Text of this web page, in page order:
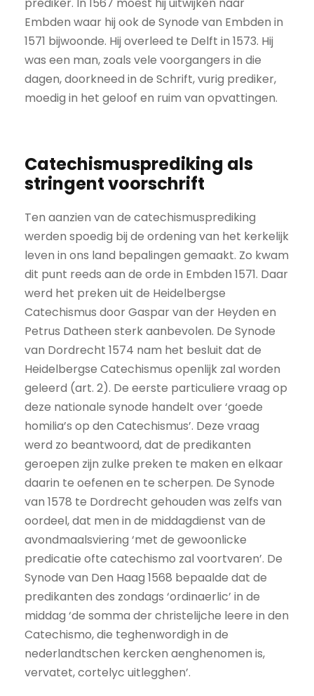
Embden waar hij ook de Synode van Embden in
1571 bijwoonde. Hij overleed te Delft in 1573. Hij
was een man, zoals vele voorgangers in die
dagen, doorkneed in de Schrift, vurig prediker,
moedig in het geloof en ruim van opvattingen.
Catechismusprediking als
stringent voorschrift
Ten aanzien van de catechismusprediking
werden spoedig bij de ordening van het kerkelijk
leven in ons land bepalingen gemaakt. Zo kwam
dit punt reeds aan de orde in Embden 1571. Daar
werd het preken uit de Heidelbergse
Catechismus door Gaspar van der Heyden en
Petrus Datheen sterk aanbevolen. De Synode
van Dordrecht 1574 nam het besluit dat de
Heidelbergse Catechismus openlijk zal worden
geleerd (art. 2). De eerste particuliere vraag op
deze nationale synode handelt over ‘goede
homilia’s op den Catechismus’. Deze vraag
werd zo beantwoord, dat de predikanten
geroepen zijn zulke preken te maken en elkaar
daarin te oefenen en te scherpen. De Synode
van 1578 te Dordrecht gehouden was zelfs van
oordeel, dat men in de middagdienst van de
avondmaalsviering ‘met de gewoonlicke
predicatie ofte catechismo zal voortvaren’. De
Synode van Den Haag 1568 bepaalde dat de
predikanten des zondags ‘ordinaerlic’ in de
middag ‘de somma der christelijche leere in den
Catechismo, die teghenwordigh in de
nederlandtschen kercken aenghenomen is,
vervatet, cortelyc uitlegghen’.